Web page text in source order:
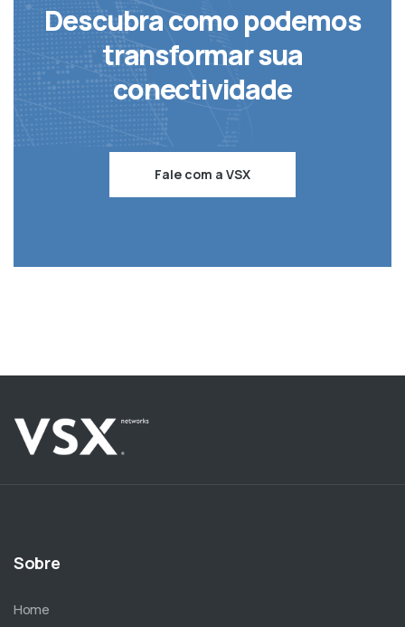
Descubra como podemos
transformar sua
conectividade
Fale com a VSX
Sobre
Home